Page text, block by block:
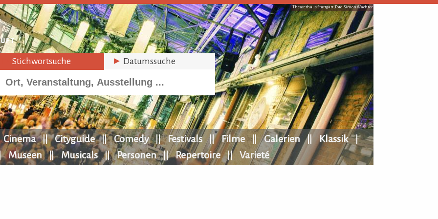
Theaterhaus Stuttgart, Foto: Simon Wachter
Stichwortsuche ► Datumssuche
Cinema Cityguide Comedy Festivals Filme Galerien
Klassik
Museen Musicals Personen Repertoire Varieté